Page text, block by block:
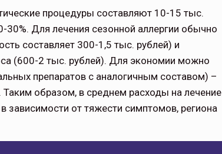
процедуры составляют 10-15 тыс.
30%. Для лечения сезонной аллергии обычно
составляет 300-1,5 тыс. рублей) и
(600-2 тыс. рублей). Для экономии можно
препаратов с аналогичным составом) –
образом, в среднем расходы на лечение
зависимости от тяжести симптомов, региона